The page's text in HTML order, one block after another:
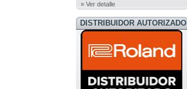
» Ver detalle
DISTRIBUIDOR AUTORIZADO
ROLAND